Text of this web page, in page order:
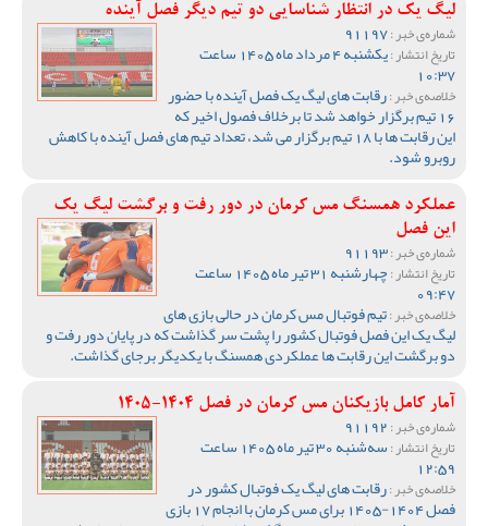
لیگ یک در انتظار شناسایی دو تیم دیگر فصل آینده
شماره‌ی خبر :
تاریخ انتشار : یکشنبه 4 مرداد ماه 1405 ساعت
10:37
خلاصه‌ی خبر :رقابت های لیگ یک فصل آینده با حضور
16 تیم برگزار خواهد شد تا برخلاف فصول اخیر که
این رقابت ها با 18 تیم برگزار می شد، تعداد تیم های فصل آینده با کاهش
روبرو شود.
عملکرد همسنگ مس کرمان در دور رفت و برگشت لیگ یک
این فصل
شماره‌ی خبر :
تاریخ انتشار : چهارشنبه 31 تیر ماه 1405 ساعت
09:47
خلاصه‌ی خبر :تیم فوتبال مس کرمان در حالی بازی های
لیگ یک این فصل فوتبال کشور را پشت سر گذاشت که در پایان دور رفت و
دو برگشت این رقابت ها عملکردی همسنگ با یکدیگر برجای گذاشت.
آمار کامل بازیکنان مس کرمان در فصل 1404-1405
شماره‌ی خبر :
تاریخ انتشار : سه‌شنبه 30 تیر ماه 1405 ساعت
12:59
خلاصه‌ی خبر :رقابت های لیگ یک فوتبال کشور در
فصل 1404-1405 برای مس کرمان با انجام 17 بازی